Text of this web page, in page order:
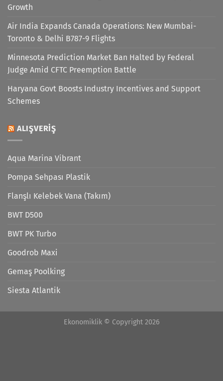
Growth
Air India Expands Canada Operations: New Mumbai-
Toronto & Delhi B787-9 Flights
Minnesota Prediction Market Ban Halted by Federal
Judge Amid CFTC Preemption Battle
Haryana Govt Boosts Industry Incentives and Support
Schemes
ALIŞVERIŞ
Aqua Marina Vibrant
Pompa Sehpası Plastik
Flanşlı Kelebek Vana (Takım)
BWT D500
BWT PK Turbo
Goodrob Maxi
Gemaş Poolking
Siesta Atlantik
Ekonomiklik © Copyright 2026